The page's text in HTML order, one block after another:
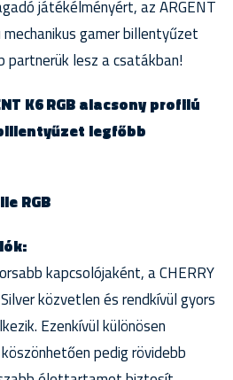
játékélményért, az ARGENT
gamer billentyűzet
partnerük lesz a csatákban!
K6 RGB alacsony profilú
legfőbb
RGB
kapcsolójaként, a CHERRY
közvetlen és rendkívül gyors
Ezenkívül különösen
pedig rövidebb